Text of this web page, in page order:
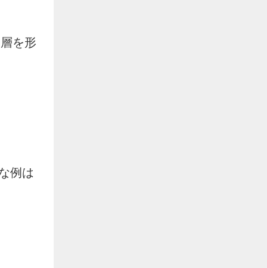
を形
例は